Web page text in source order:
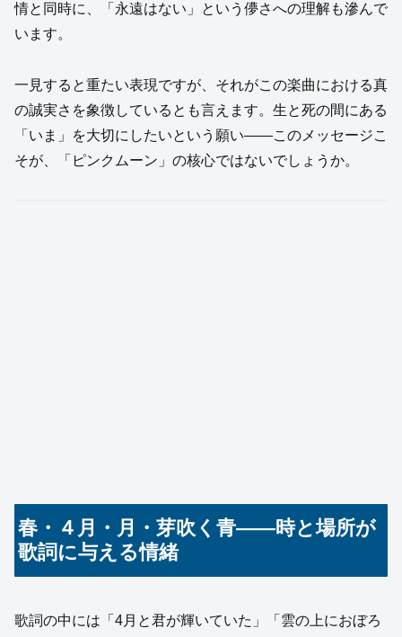
情と同時に、「永遠はない」という儚さへの理解も滲んで
います。
一見すると重たい表現ですが、それがこの楽曲における真
の誠実さを象徴しているとも言えます。生と死の間にある
「いま」を大切にしたいという願い――このメッセージこ
そが、「ピンクムーン」の核心ではないでしょうか。
春・４月・月・芽吹く青――時と場所が
歌詞に与える情緒
歌詞の中には「4月と君が輝いていた」「雲の上におぼろ